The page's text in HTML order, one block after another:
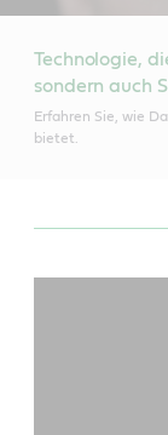
Technologie,
sondern auch
Erfahren Sie, wie
bietet.